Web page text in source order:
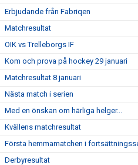
Erbjudande från Fabriqen
Matchresultat
OIK vs Trelleborgs IF
Kom och prova på hockey 29 januari
Matchresultat 8 januari
Nästa match i serien
Med en önskan om härliga helger...
Kvällens matchresultat
Första hemmamatchen i
Derbyresultat